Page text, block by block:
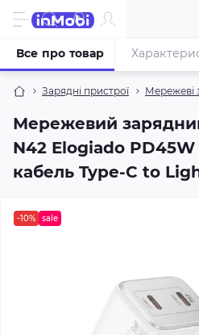
Зарядні пристрої Мережеві
Мережевий
N42 Elogiado PD45W
кабель Type-C to
Все про товар
-10% sale